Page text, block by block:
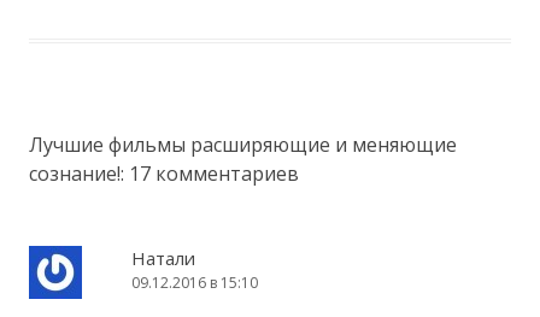
Лучшие фильмы расширяющие и меняющие
сознание!: 17 комментариев
Натали
09.12.2016 в 15:10